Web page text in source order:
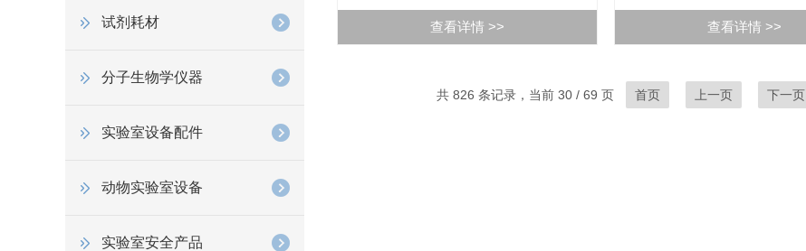
试剂耗材
分子生物学仪器
实验室设备配件
动物实验室设备
实验室安全产品
查看详情 >> 查看详情 >>
共 826 条记录，当前 30 / 69 页 首页 上一页 下一页